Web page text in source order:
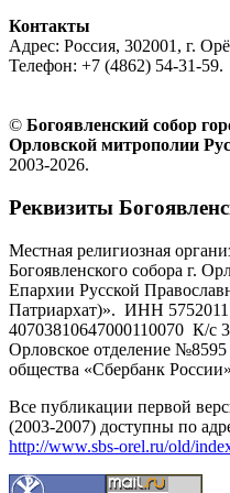
Контакты
Адрес: Россия, 302001, г.
Телефон: +7 (4862) 54-31-59.
© Богоявленский собор
Орловской митрополии
2003-2026.
Реквизиты
Местная религиозная
Богоявленского собора г.
Епархии Русской
Патриархат)». ИНН
40703810647000110070 К/с
Орловское отделение
общества «Сбербанк
Все публикации первой
(2003-2007) доступны по
http://www.sbs-orel.ru/old/